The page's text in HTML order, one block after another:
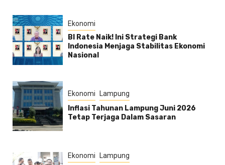
Ekonomi
BI Rate Naik! Ini Strategi Bank
Indonesia Menjaga Stabilitas Ekonomi
Nasional
Ekonomi Lampung
Inflasi Tahunan Lampung Juni 2026
Tetap Terjaga Dalam Sasaran
Ekonomi Lampung